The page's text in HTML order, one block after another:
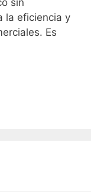
sin
la eficiencia y
Es